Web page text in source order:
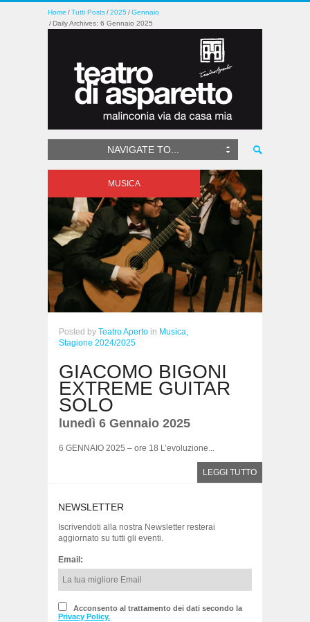
Home Tutti Posts 2025
Gennaio
Daily Archives: 6 Gennaio 2025
NAVIGATE TO...
MUSICA
Posted by Teatro Aperto in Musica,
Stagione 2024/2025
GIACOMO BIGONI
EXTREME GUITAR
SOLO
lunedì 6 Gennaio 2025
6 GENNAIO 2025 – ore 18 L’evoluzione...
LEGGI TUTTO
NEWSLETTER
Iscrivendoti alla nostra Newsletter resterai
aggiornato su tutti gli eventi.
Email:
Acconsento al trattamento dei dati secondo la
Privacy Policy.